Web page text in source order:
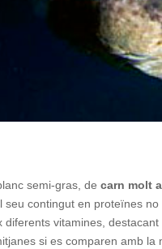
semi-gras, decarn molt
seu contingut en proteïnes
diferents vitamines,
si es comparen amb la